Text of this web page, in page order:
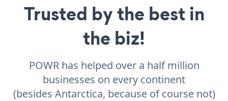
Trusted by the best in
the biz!
POWR has helped over a half million
businesses on every continent
(besides Antarctica, because of course not)